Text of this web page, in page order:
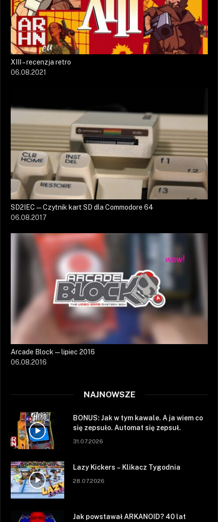
XIII – recenzja retro
06.08.2021
SD2IEC — Czytnik kart SD dla Commodore 64
06.08.2017
Arcade Block — lipiec 2016
06.08.2016
NAJNOWSZE
BONUS: Jak w tym kawale. A ja wiem co
się zepsuło. Automat się zepsuł.
31.07.2026
Lazy Kickers – Klikacz Tygodnia
28.07.2026
Jak powstawał ARKANOID? 40 lat